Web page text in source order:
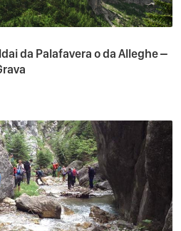
da Palafavera o da Alleghe –